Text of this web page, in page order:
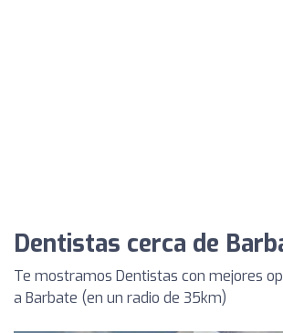
Dentistas cerca de
Te mostramos Dentistas con mejores
a Barbate (en un radio de 35km)